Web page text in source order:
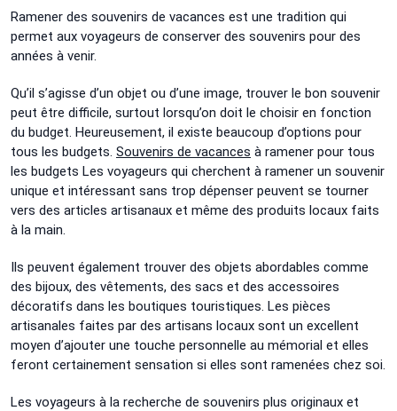
Ramener des souvenirs de vacances est une tradition qui
permet aux voyageurs de conserver des souvenirs pour des
années à venir.
Qu’il s’agisse d’un objet ou d’une image, trouver le bon souvenir
peut être difficile, surtout lorsqu’on doit le choisir en fonction
du budget. Heureusement, il existe beaucoup d’options pour
tous les budgets. Souvenirs de vacances à ramener pour tous
les budgets Les voyageurs qui cherchent à ramener un souvenir
unique et intéressant sans trop dépenser peuvent se tourner
vers des articles artisanaux et même des produits locaux faits
à la main.
Ils peuvent également trouver des objets abordables comme
des bijoux, des vêtements, des sacs et des accessoires
décoratifs dans les boutiques touristiques. Les pièces
artisanales faites par des artisans locaux sont un excellent
moyen d’ajouter une touche personnelle au mémorial et elles
feront certainement sensation si elles sont ramenées chez soi.
Les voyageurs à la recherche de souvenirs plus originaux et